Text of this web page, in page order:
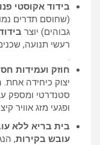
בידוד אקוסטי
(שחוסם תדרים
גבוהים) יוצר
רעשי תנועה,
.
חוזק ועמידות
יצוק כיחידה אחת.
סטנדרטי ומספק
ופגעי מזג אוויר
בית בריא ללא
עובש בקירות,